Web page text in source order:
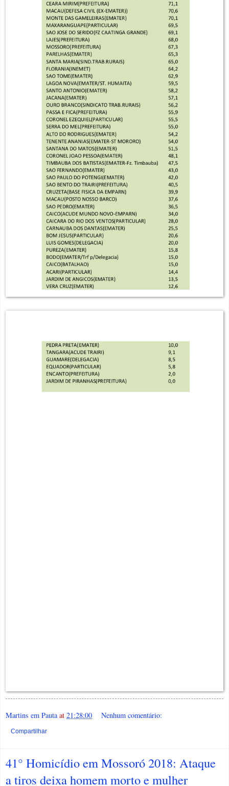
Martins em Pauta at 21:28:00 Nenhum comentário:
Compartilhar
41° Homicídio em Mossoró 2018: Ataque
a tiros deixa homem morto e mulher